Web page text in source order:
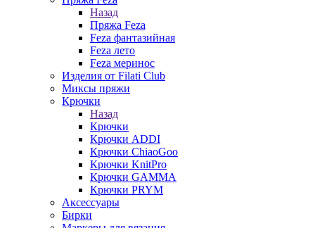
Назад
Пряжа Feza
Feza фантазийная
Feza лето
Feza меринос
Изделия от Filati Club
Миксы пряжи
Крючки
Назад
Крючки
Крючки ADDI
Крючки ChiaoGoo
Крючки KnitPro
Крючки GAMMA
Крючки PRYM
Аксессуары
Бирки